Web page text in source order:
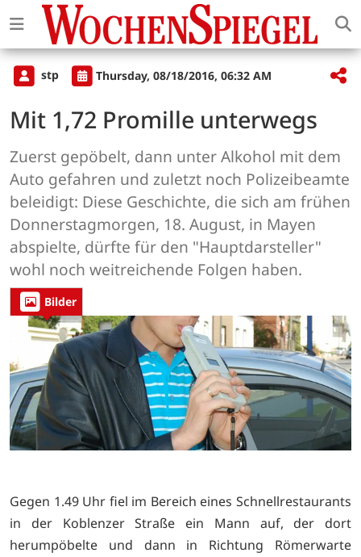
stp Thursday, 08/18/2016, 06:32 AM
Mit 1,72 Promille unterwegs
Zuerst gepöbelt, dann unter Alkohol mit dem
Auto gefahren und zuletzt noch Polizeibeamte
beleidigt: Diese Geschichte, die sich am frühen
Donnerstagmorgen, 18. August, in Mayen
abspielte, dürfte für den "Hauptdarsteller"
wohl noch weitreichende Folgen haben.
Bilder
Gegen 1.49 Uhr fiel im Bereich eines Schnellrestaurants
in der Koblenzer Straße ein Mann auf, der dort
herumpöbelte und dann in Richtung Römerwarte